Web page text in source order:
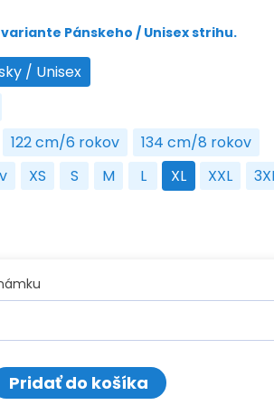
Pánskeho / Unisex strihu.
/ Unisex
Pánsky / Unisex
122 cm/6 rokov
122 cm/6 rokov134 cm/8 rokov
134 cm/8
rokov
XS
XS S
S M
M LL XL
XL XXL
XXL
Pridať do košíka